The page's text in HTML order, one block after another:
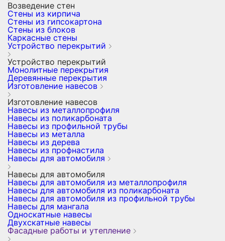
Возведение стен
Стены из кирпича
Стены из гипсокартона
Стены из блоков
Каркасные стены
Устройство перекрытий
Устройство перекрытий
Монолитные перекрытия
Деревянные перекрытия
Изготовление навесов
Изготовление навесов
Навесы из металлопрофиля
Навесы из поликарбоната
Навесы из профильной трубы
Навесы из металла
Навесы из дерева
Навесы из профнастила
Навесы для автомобиля
Навесы для автомобиля
Навесы для автомобиля из металлопрофиля
Навесы для автомобиля из поликарбоната
Навесы для автомобиля из профильной трубы
Навесы для мангала
Односкатные навесы
Двухскатные навесы
Фасадные работы и утепление